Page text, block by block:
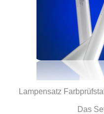
Lampensatz
Das